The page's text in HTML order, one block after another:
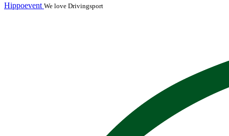
Hippoevent We love Drivingsport